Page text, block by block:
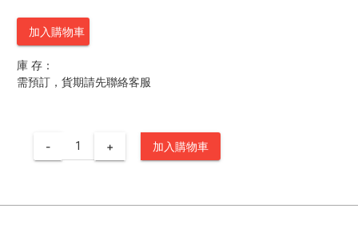
加入購物車
庫 存：
需預訂，貨期請先聯絡客服
- + 加入購物車